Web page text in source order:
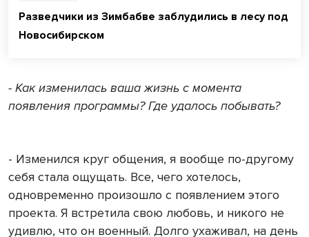
Разведчики из Зимбабве заблудились в лесу под
Новосибирском
- Как изменилась ваша жизнь с момента
появления программы? Где удалось побывать?
- Изменился круг общения, я вообще по-другому
себя стала ощущать. Все, чего хотелось,
одновременно произошло с появлением этого
проекта. Я встретила свою любовь, и никого не
удивлю, что он военный. Долго ухаживал, на день